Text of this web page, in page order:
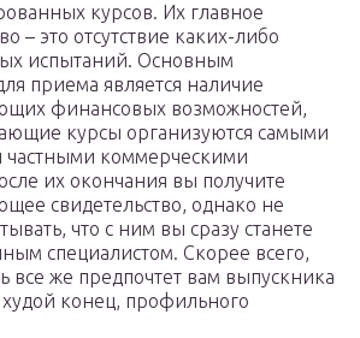
курсов. Их главное
– это отсутствие каких-либо
испытаний. Основным
приема является наличие
финансовых возможностей,
курсы организуются самыми
коммерческими
их окончания вы получите
свидетельство, однако не
что с ним вы сразу станете
специалистом. Скорее всего,
все же предпочтет вам выпускника
худой конец, профильного